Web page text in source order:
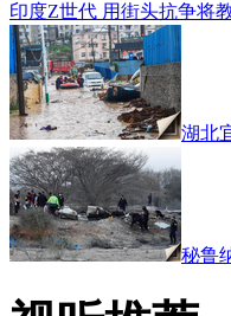
印度Z世代 用街头抗争将
湖北
秘鲁